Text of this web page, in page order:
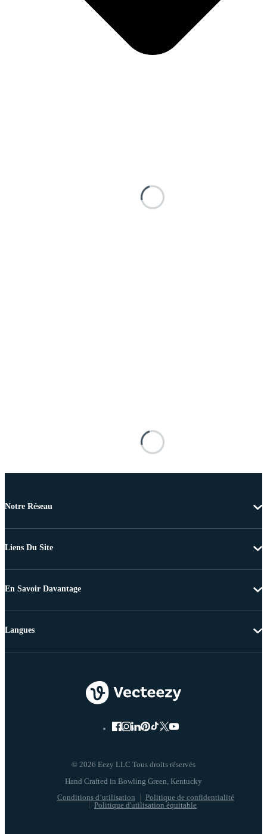
Notre Réseau
Liens Du Site
En Savoir Davantage
© 2026 Eezy LLC Tous droits réservés
Conditions d’utilisation
Politique de confidentialité
Politique d'utilisation équitable
Langues